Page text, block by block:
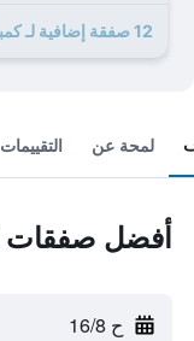
12 صفقة إضافية لـ كمبوديان كانتري كلوب
لمحة عن التقييمات
أفضل صفقات
ح 16/8